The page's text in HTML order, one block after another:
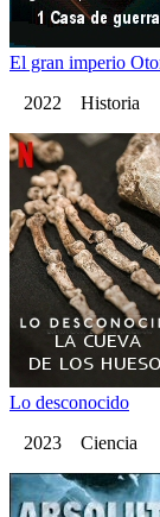
El gran imperio
2022 Historia
Lo desconocido
2023 Ciencia